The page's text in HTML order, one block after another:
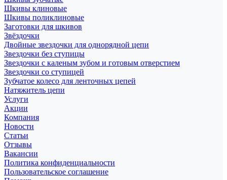
Шкивы клиновые
Шкивы поликлиновые
Заготовки для шкивов
Звёздочки
Двойные звездочки для однорядной цепи
Звездочки без ступицы
Звездочки с каленым зубом и готовым отверстием
Звездочки со ступицей
Зубчатое колесо для ленточных цепей
Натяжитель цепи
Услуги
Акции
Компания
Новости
Статьи
Отзывы
Вакансии
Политика конфиденциальности
Пользовательское соглашение